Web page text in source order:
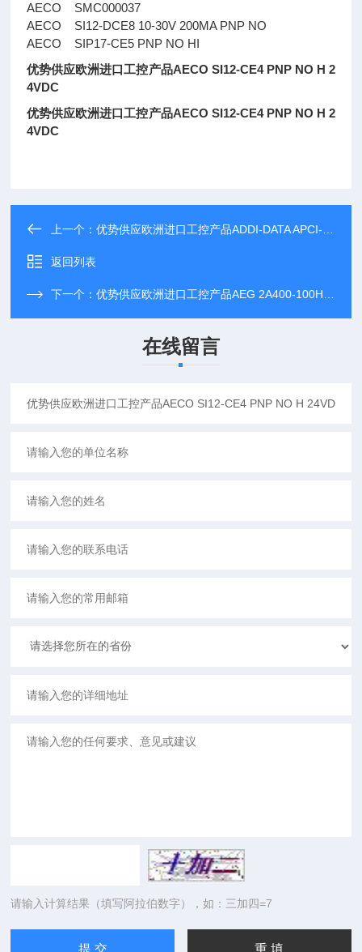
AECO SMC000037
AECO SI12-DCE8 10-30V 200MA PNP NO
AECO SIP17-CE5 PNP NO HI
优势供应欧洲进口工控产品AECO SI12-CE4 PNP NO H 2
4VDC
优势供应欧洲进口工控产品AECO SI12-CE4 PNP NO H 2
4VDC
上一个：优势供应欧洲进口工控产品ADDI-DATA APCI-3120-16-8
返回列表
下一个：优势供应欧洲进口工控产品AEG 2A400-100HRL1
在线留言
请输入计算结果（填写阿拉伯数字），如：三加四=7